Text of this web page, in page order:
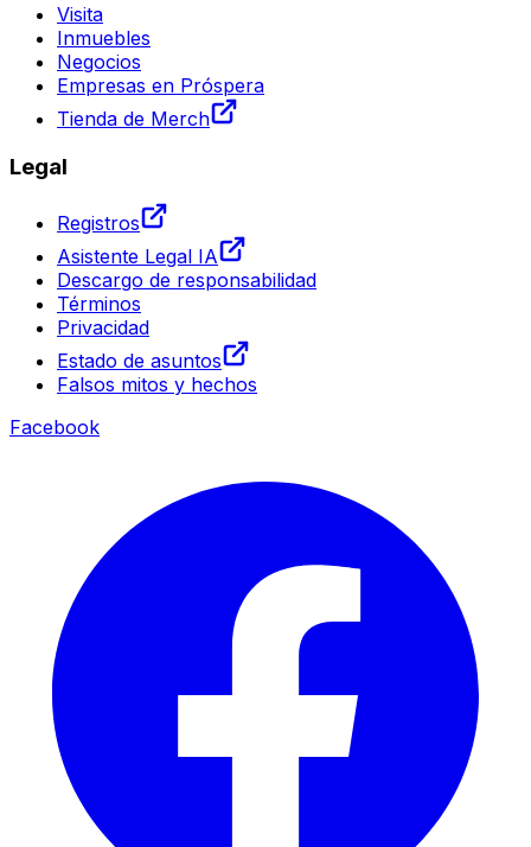
Visita
Inmuebles
Negocios
Empresas en Próspera
Tienda de Merch
Legal
Registros
Asistente Legal IA
Descargo de responsabilidad
Términos
Privacidad
Estado de asuntos
Falsos mitos y hechos
Facebook